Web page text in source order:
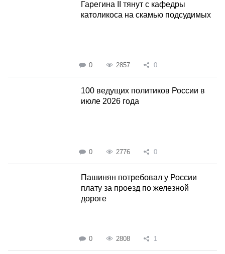
Гарегина II тянут с кафедры
католикоса на скамью подсудимых
0 2857 0
100 ведущих политиков России в
июле 2026 года
0 2776 0
Пашинян потребовал у России
плату за проезд по железной
дороге
0 2808 1